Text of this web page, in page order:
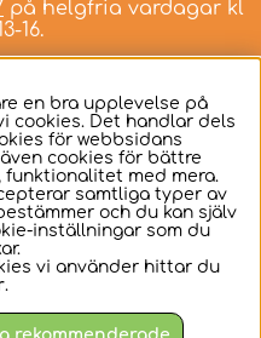
på helgfria vardagar kl
16.
en bra upplevelse på
cookies. Det handlar dels
för webbsidans
cookies för bättre
med mera.
samtliga typer av
och du kan själv
inställningar som du
vi använder hittar du
.